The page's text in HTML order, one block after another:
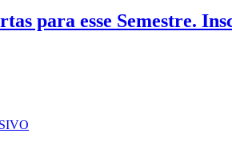
para esse Semestre.